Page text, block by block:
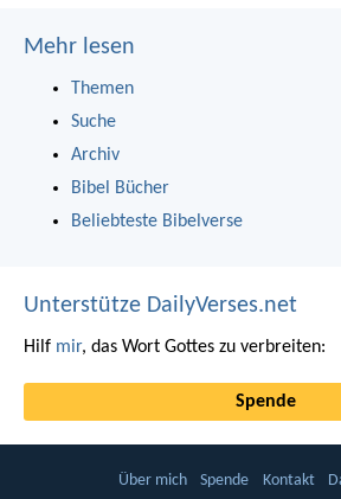
Mehr lesen
Themen
Suche
Archiv
Bibel Bücher
Beliebteste Bibelverse
Unterstütze DailyVerses.net
Hilf mir, das Wort Gottes zu verbreiten:
Spende
Über mich Spende Kontakt